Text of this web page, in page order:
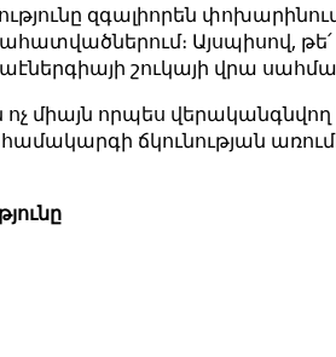
զգալիորեն
Այսպիսով, թե՛
շուկայի վրա
միայն որպես
ճկունության